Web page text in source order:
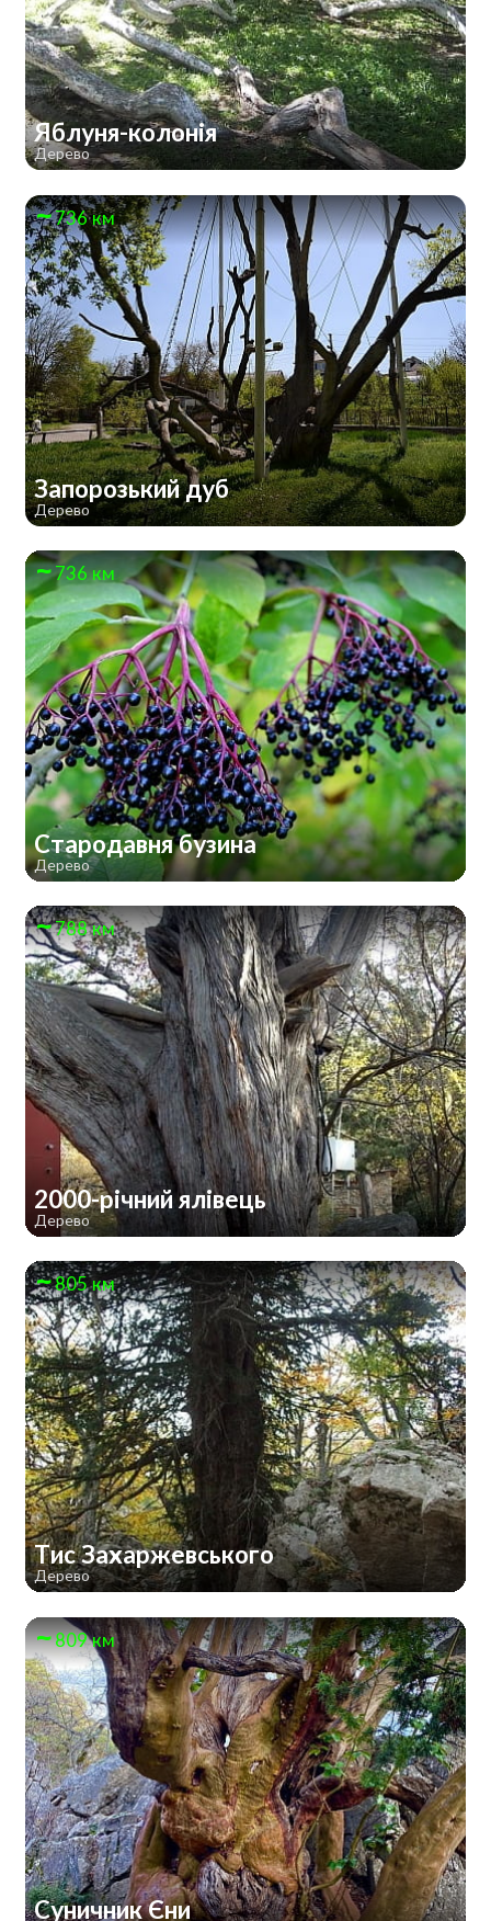
Яблуня-колонія
Дерево
736 км
Запорозький дуб
Дерево
736 км
Стародавня бузина
Дерево
788 км
2000-річний ялівець
Дерево
805 км
Тис Захаржевського
Дерево
809 км
Суничник Єни